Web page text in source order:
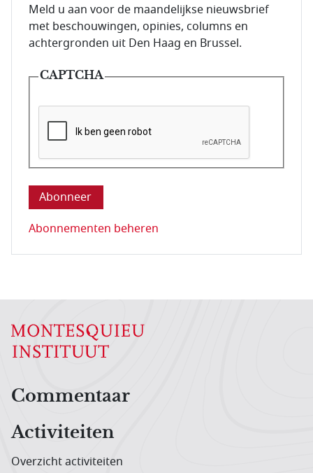
E-mailadres van de abonnee.
Meld u aan voor de maandelijkse nieuwsbrief
met beschouwingen, opinies, columns en
achtergronden uit Den Haag en Brussel.
CAPTCHA
Deze vraag is om te controleren dat u een mens
Abonnementen beheren
Hoofdnavigatiemenu
Commentaar
Activiteiten
Overzicht activiteiten